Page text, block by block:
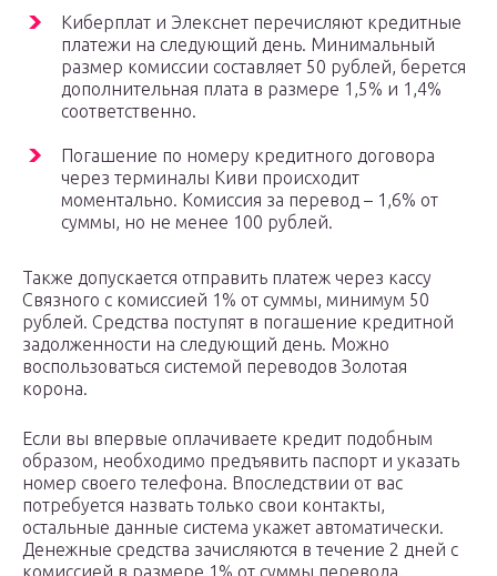
Киберплат и Элекснет перечисляют кредитные
платежи на следующий день. Минимальный
размер комиссии составляет 50 рублей, берется
дополнительная плата в размере 1,5% и 1,4%
соответственно.
Погашение по номеру кредитного договора
через терминалы Киви происходит
моментально. Комиссия за перевод – 1,6% от
суммы, но не менее 100 рублей.
Также допускается отправить платеж через кассу
Связного с комиссией 1% от суммы, минимум 50
рублей. Средства поступят в погашение кредитной
задолженности на следующий день. Можно
воспользоваться системой переводов Золотая
корона.
Если вы впервые оплачиваете кредит подобным
образом, необходимо предъявить паспорт и указать
номер своего телефона. Впоследствии от вас
потребуется назвать только свои контакты,
остальные данные система укажет автоматически.
Денежные средства зачисляются в течение 2 дней с
комиссией в размере 1% от суммы перевода,